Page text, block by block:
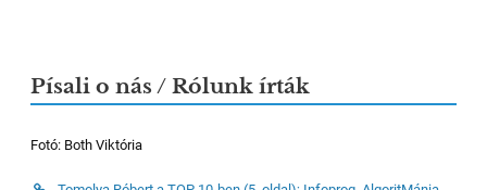
Písali o nás / Rólunk írták
Fotó: Both Viktória